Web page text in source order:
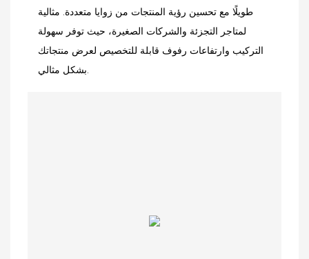
طويلًا مع تحسين رؤية المنتجات من زوايا متعددة. مثالية
لمتاجر التجزئة والشركات الصغيرة، حيث توفر سهولة
التركيب وارتفاعات رفوف قابلة للتخصيص لعرض منتجاتك
بشكل مثالي.